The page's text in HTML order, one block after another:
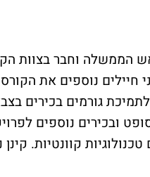
הממשלה וחבר בצוות
חיילים נוספים את
גורמים בכירים
ובכירים נוספים
קוונטיות.